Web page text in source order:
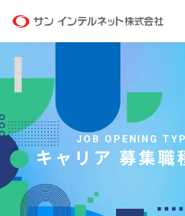
JOB OPENING
キャリア 募集職